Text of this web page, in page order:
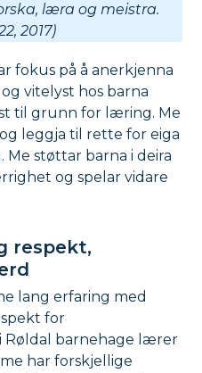
læra og meistra.
2017)
fokus på å anerkjenna
vitelyst hos barna
til grunn for læring. Me
leggja til rette for eiga
støttar barna i deira
og spelar vidare
respekt,
lang erfaring med
for
Røldal barnehage lærer
har forskjellige